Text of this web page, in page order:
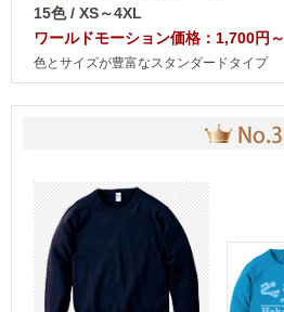
15色 / XS～4XL
ワールドモーション価格：1,700円～
色とサイズが豊富なスタンダードタイプ